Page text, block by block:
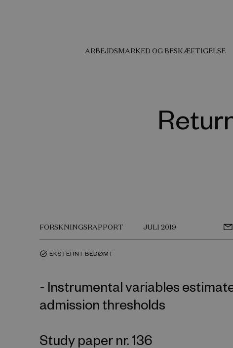
ARBEJDSMARKED OG BESKÆFTIGELSE
FORSKNINGSRAPPORT JULI 2019
task_alt EKSTERNT BEDØMT
- Instrumental variables
admission thresholds
Study paper nr. 136